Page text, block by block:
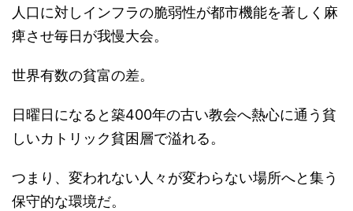
人口に対しインフラの脆弱性が都市機能を著しく麻
痺させ毎日が我慢大会。
世界有数の貧富の差。
日曜日になると築400年の古い教会へ熱心に通う貧
しいカトリック貧困層で溢れる。
つまり、変われない人々が変わらない場所へと集う
保守的な環境だ。